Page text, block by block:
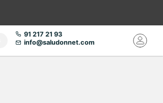
91 217 21 93
info@saludonnet.com